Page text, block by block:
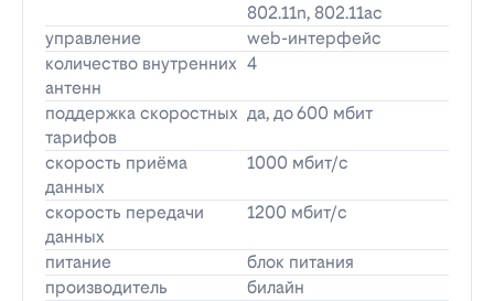
802.11n, 802.11ac
управление
web-интерфейс
количество внутренних
антенн
4
поддержка скоростных
тарифов
да, до 600 мбит
скорость приёма
данных
1000 мбит/с
скорость передачи
данных
1200 мбит/с
питание
блок питания
производитель
билайн